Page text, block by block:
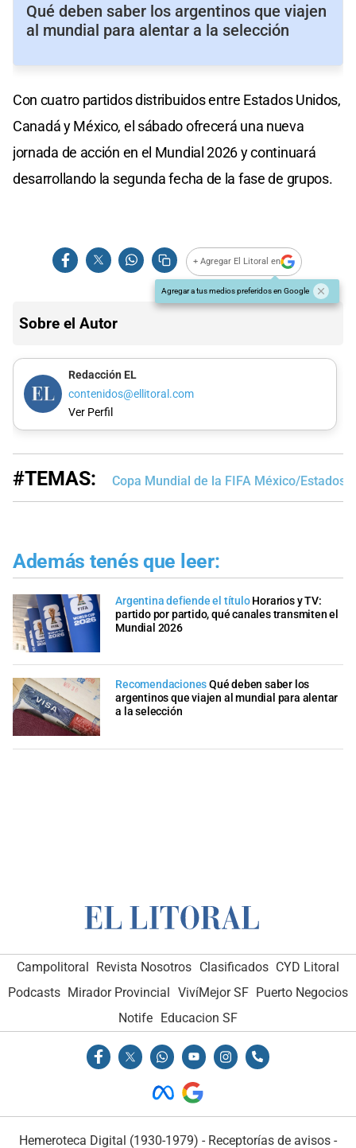
Qué deben saber los argentinos que viajen
al mundial para alentar a la selección
Con cuatro partidos distribuidos entre Estados Unidos,
Canadá y México, el sábado ofrecerá una nueva
jornada de acción en el Mundial 2026 y continuará
desarrollando la segunda fecha de la fase de grupos.
+ Agregar El Litoral en
Agregar a tus medios preferidos en Google
Sobre el Autor
Redacción EL
contenidos@ellitoral.com
Ver Perfil
#TEMAS: Copa Mundial de la FIFA México/Estados
Además tenés que leer:
Argentina defiende el título Horarios y TV:
partido por partido, qué canales transmiten el
Mundial 2026
RecomendacionesQué deben saber los
argentinos que viajen al mundial para alentar
a la selección
Campolitoral Revista Nosotros Clasificados CYD Litoral
Podcasts Mirador Provincial VivíMejor SF Puerto Negocios
Notife
Educacion SF
Hemeroteca Digital (1930-1979) - Receptorías de avisos -